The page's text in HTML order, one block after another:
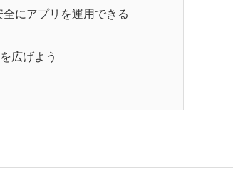
にアプリを運用できる
広げよう